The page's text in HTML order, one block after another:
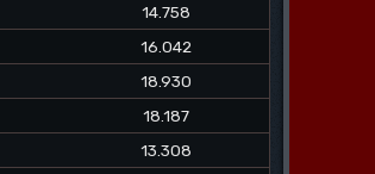
14.758
16.042
18.930
18.187
13.308